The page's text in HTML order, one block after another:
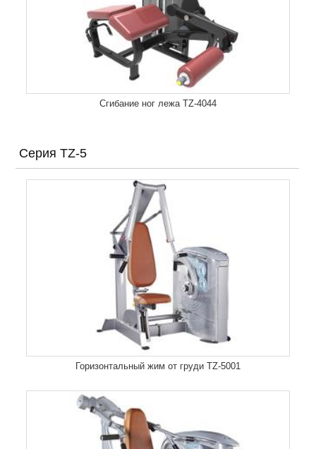
Сгибание ног лежа TZ-4044
Серия TZ-5
Горизонтальный жим от груди TZ-5001